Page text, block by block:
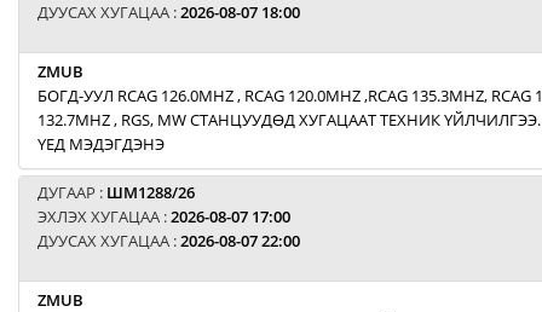
ДУУСАХ ХУГАЦАА :2026-08-07 18:00
ZMUB
БОГД-УУЛ RCAG 126.0MHZ , RCAG 120.0MHZ ,RCAG 135.3MHZ, RCAG
132.7MHZ , RGS, MW СТАНЦУУДӨД ХУГАЦААТ ТЕХНИК
ҮЕД МЭДЭГДЭНЭ
ДУГААР : ШМ1288/26
ЭХЛЭХ ХУГАЦАА :2026-08-07 17:00
ДУУСАХ ХУГАЦАА :2026-08-07 22:00
ZMUB